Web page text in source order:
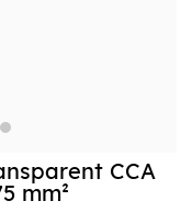
CCA
mm²